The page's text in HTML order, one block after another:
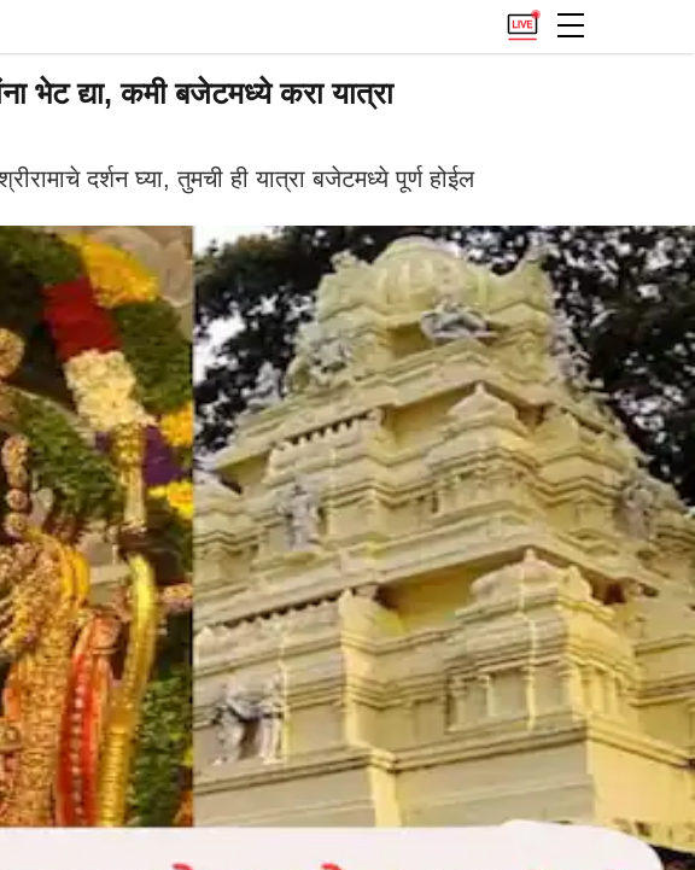
भेट द्या, कमी बजेटमध्ये करा यात्रा
दर्शन घ्या, तुमची ही यात्रा बजेटमध्ये पूर्ण होईल